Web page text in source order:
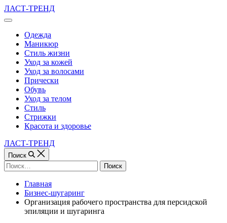
Перейти
к
ЛАСТ-ТРЕНД
Вне
холстаОдежда
Маникюр
Стиль жизни
Уход за кожей
Уход за волосами
Прически
Обувь
Уход за телом
Стиль
Стрижки
Красота и здоровье
ЛАСТ-ТРЕНД
Поиск
Найти:
Главная
Бизнес-шугаринг
Организация рабочего пространства для персидской
эпиляции и шугаринга